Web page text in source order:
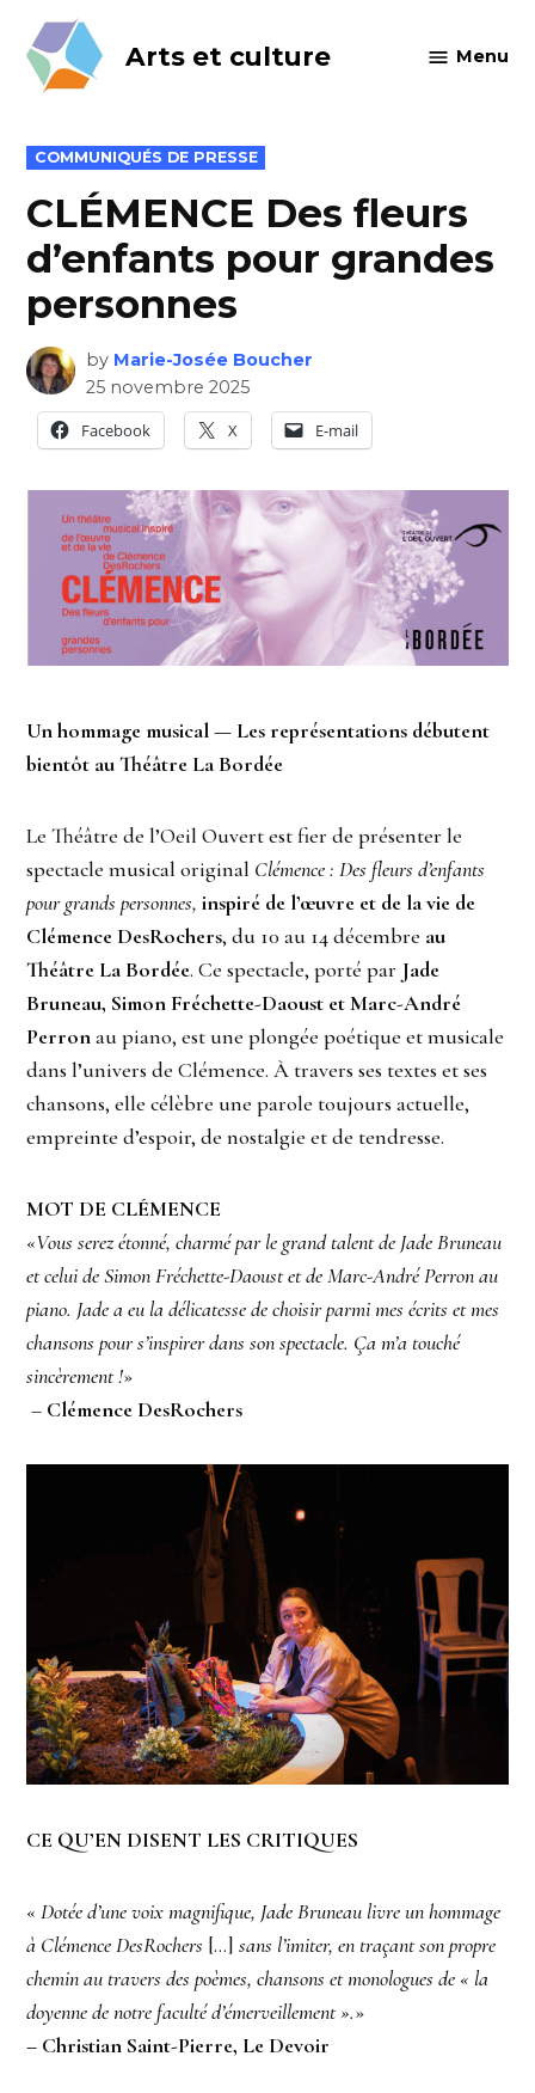
content
Arts et culture Menu
POSTED
IN
COMMUNIQUÉS DE PRESSE
CLÉMENCE Des fleurs
d’enfants pour grandes
personnes
by Marie-Josée Boucher
25 novembre 2025
Facebook
X E-mail
Un hommage musical — Les représentations débutent
bientôt au Théâtre La Bordée
Le Théâtre de l’Oeil Ouvert est fier de présenter le
spectacle musical original Clémence : Des fleurs d’enfants
pour grands personnes,inspiré de l’œuvre et de la vie de
Clémence DesRochers, du 10 au 14 décembre au
Théâtre La Bordée. Ce spectacle, porté par Jade
Bruneau, Simon Fréchette-Daoust et Marc-André
Perronau piano, est une plongée poétique et musicale
dans l’univers de Clémence. À travers ses textes et ses
chansons, elle célèbre une parole toujours actuelle,
empreinte d’espoir, de nostalgie et de tendresse.
MOT DE CLÉMENCE
«Vous serez étonné, charmé par le grand talent de Jade Bruneau
et celui de Simon Fréchette-Daoust et de Marc-André Perron au
piano. Jade a eu la délicatesse de choisir parmi mes écrits et mes
chansons pour s’inspirer dans son spectacle. Ça m’a touché
sincèrement !»
– Clémence DesRochers
CE QU’EN DISENT LES CRITIQUES
«Dotée d’une voix magnifique, Jade Bruneau livre un hommage
à Clémence DesRochers […]sans l’imiter, en traçant son propre
chemin au travers des poèmes, chansons et monologues de « la
doyenne de notre faculté d’émerveillement ».»
– Christian Saint-Pierre, Le Devoir